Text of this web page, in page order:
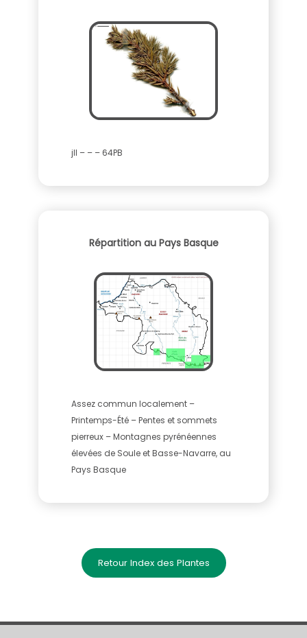
jll – – – 64PB
Répartition au Pays Basque
Assez commun localement –
Printemps-Été – Pentes et sommets
pierreux – Montagnes pyrénéennes
élevées de Soule et Basse-Navarre, au
Pays Basque
Retour Index des Plantes